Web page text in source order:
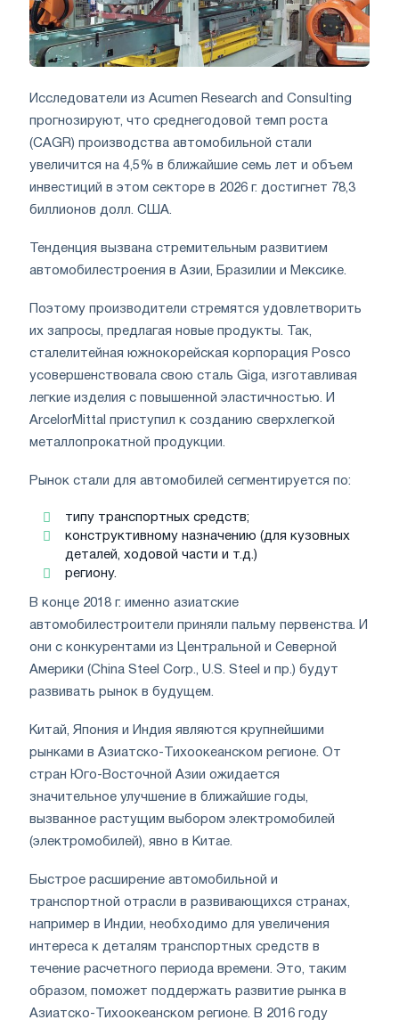
Исследователи из Acumen Research and Consulting
прогнозируют, что среднегодовой темп роста
(CAGR) производства автомобильной стали
увеличится на 4,5% в ближайшие семь лет и объем
инвестиций в этом секторе в 2026 г. достигнет 78,3
биллионов долл. США.
Тенденция вызвана стремительным развитием
автомобилестроения в Азии, Бразилии и Мексике.
Поэтому производители стремятся удовлетворить
их запросы, предлагая новые продукты. Так,
сталелитейная южнокорейская корпорация Posco
усовершенствовала свою сталь Giga, изготавливая
легкие изделия с повышенной эластичностью. И
ArcelorMittal приступил к созданию сверхлегкой
металлопрокатной продукции.
Рынок стали для автомобилей сегментируется по:
типу транспортных средств;
конструктивному назначению (для кузовных
деталей, ходовой части и т.д.)
региону.
В конце 2018 г. именно азиатские
автомобилестроители приняли пальму первенства. И
они с конкурентами из Центральной и Северной
Америки (China Steel Corp., U.S. Steel и пр.) будут
развивать рынок в будущем.
Китай, Япония и Индия являются крупнейшими
рынками в Азиатско-Тихоокеанском регионе. От
стран Юго-Восточной Азии ожидается
значительное улучшение в ближайшие годы,
вызванное растущим выбором электромобилей
(электромобилей), явно в Китае.
Быстрое расширение автомобильной и
транспортной отрасли в развивающихся странах,
например в Индии, необходимо для увеличения
интереса к деталям транспортных средств в
течение расчетного периода времени. Это, таким
образом, поможет поддержать развитие рынка в
Азиатско-Тихоокеанском регионе. В 2016 году